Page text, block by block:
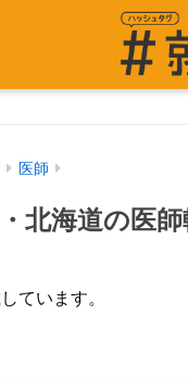
医師
北海道の医
ています。